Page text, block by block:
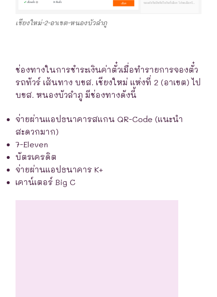
เชียงใหม่-2-อาเขต-หนองบัวลำภู
ช่องทางในการชำระเงินค่าตั๋วเมื่อทำรายการจองตั๋ว
รถทัวร์ เส้นทาง บขส. เชียงใหม่ แห่งที่ 2 (อาเขต) ไป
บขส. หนองบัวลำภู มีช่องทางดังนี้
จ่ายผ่านแอปธนาคารสแกน QR-Code (แนะนำ
สะดวกมาก)
7-Eleven
บัตรเครดิต
จ่ายผ่านแอปธนาคาร K+
เคาน์เตอร์ Big C